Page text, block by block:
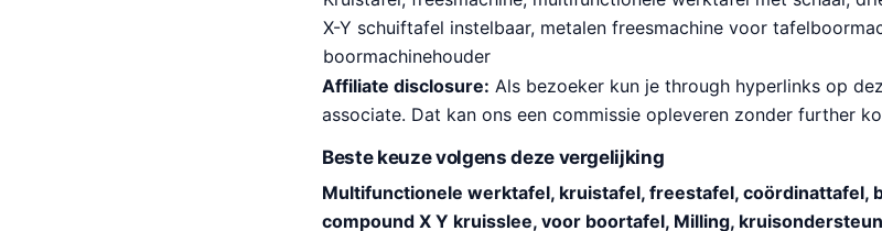
X-Y schuiftafel instelbaar, metalen freesmachine voor
boormachinehouder
Affiliate disclosure: Als bezoeker kun je through hyperlinks op
associate. Dat kan ons een commissie opleveren zonder further
Beste keuze volgens deze vergelijking
Multifunctionele werktafel, kruistafel, freestafel, coördinattafel,
compound X Y kruisslee, voor boortafel, Milling,